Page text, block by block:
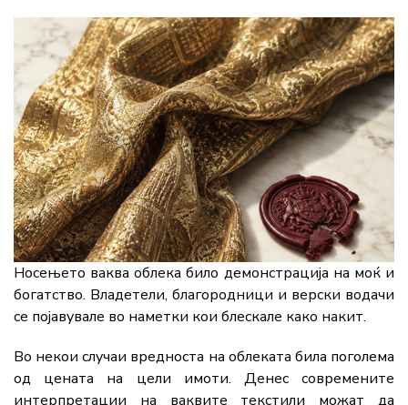
Носењето ваква облека било демонстрација на моќ и
богатство. Владетели, благородници и верски водачи
се појавувале во наметки кои блескале како накит.
Во некои случаи вредноста на облеката била поголема
од цената на цели имоти. Денес современите
интерпретации на ваквите текстили можат да